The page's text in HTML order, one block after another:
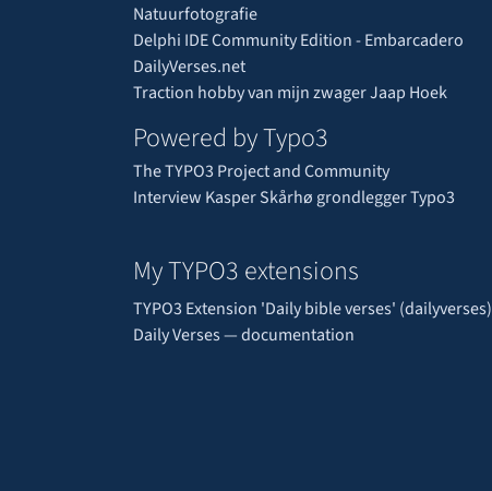
Natuurfotografie
Delphi IDE Community Edition - Embarcadero
DailyVerses.net
Traction hobby van mijn zwager Jaap Hoek
Powered by Typo3
The TYPO3 Project and Community
Interview Kasper Skårhø grondlegger Typo3
My TYPO3 extensions
TYPO3 Extension 'Daily bible verses' (dailyverses)
Daily Verses — documentation